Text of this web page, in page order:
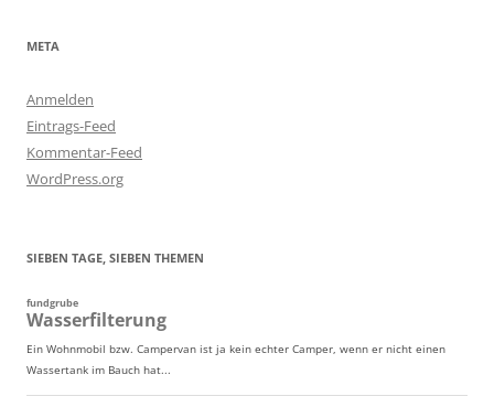
META
Anmelden
Eintrags-Feed
Kommentar-Feed
WordPress.org
SIEBEN TAGE, SIEBEN THEMEN